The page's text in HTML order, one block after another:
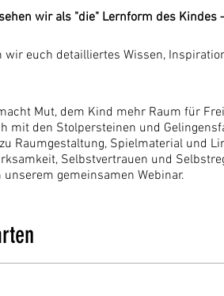
wir als "die" Lernform des
wir euch detailliertes Wissen,
Mut, dem Kind mehr Raum für
mit den Stolpersteinen und
Raumgestaltung, Spielmaterial und
Selbstvertrauen und
gemeinsamen Webinar.
für Kinder von 0 - 4 Jahre